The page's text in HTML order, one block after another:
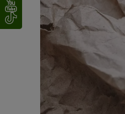
Rezultat toga je vrlo tvrd
Ako postoji mehanički
poremećaj, s druge